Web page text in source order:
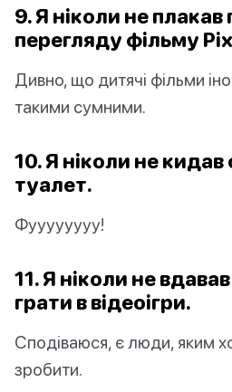
9. Я ніколи не плакав
перегляду фільму
Дивно, що дитячі фільми
такими сумними.
10. Я ніколи не кидав
туалет.
Фуууууууу!
11. Я ніколи не
грати в відеоігри.
Сподіваюся, є люди, яким
зробити.